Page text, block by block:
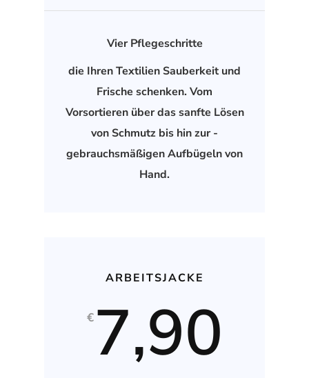
Vier Pflegeschritte
die Ihren Textilien Sauberkeit und
Frische schenken. Vom
Vorsortieren über das sanfte Lösen
von Schmutz bis hin zur -
gebrauchsmäßigen Aufbügeln von
Hand.
ARBEITSJACKE
€7,90